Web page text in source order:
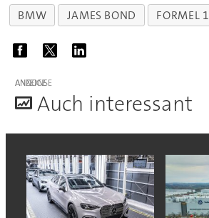
BMW
JAMES BOND FORMEL 1
ANZEIGE
Auch interessant